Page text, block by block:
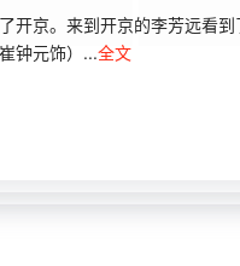
京。来到开京的李芳远看到
钟元饰）...全文